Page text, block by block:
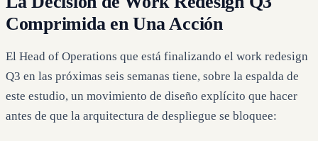
Comprimida en Una Acción
El Head of Operations que está finalizando el work redesign
Q3 en las próximas seis semanas tiene, sobre la espalda de
este estudio, un movimiento de diseño explícito que hacer
antes de que la arquitectura de despliegue se bloquee: